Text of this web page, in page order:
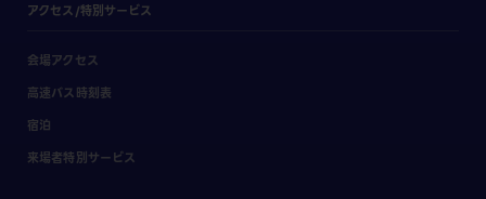
アクセス/特別サービス
会場アクセス
高速バス時刻表
宿泊
来場者特別サービス